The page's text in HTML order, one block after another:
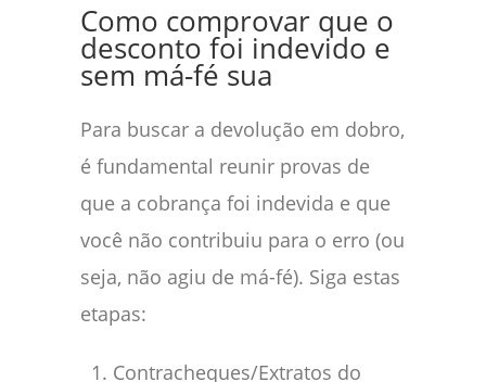
Como comprovar que o
desconto foi indevido e
sem má-fé sua
Para buscar a devolução em dobro,
é fundamental reunir provas de
que a cobrança foi indevida e que
você não contribuiu para o erro (ou
seja, não agiu de má-fé). Siga estas
etapas:
Contracheques/Extratos do